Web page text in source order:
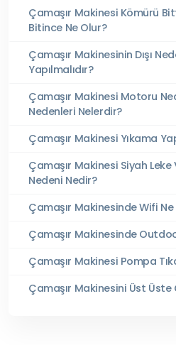
Çamaşır Makinesi Kömürü
Bitince Ne Olur?
Çamaşır Makinesinin Dışı
Yapılmalıdır?
Çamaşır Makinesi Motoru
Nedenleri Nelerdir?
Çamaşır Makinesi Yıkama
Çamaşır Makinesi Siyah Leke
Nedeni Nedir?
Çamaşır Makinesinde Wifi
Çamaşır Makinesinde
Çamaşır Makinesi Pompa
Çamaşır Makinesini Üst Üste